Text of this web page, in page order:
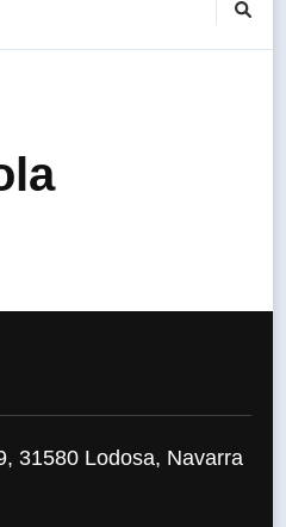
31580 Lodosa, Navarra